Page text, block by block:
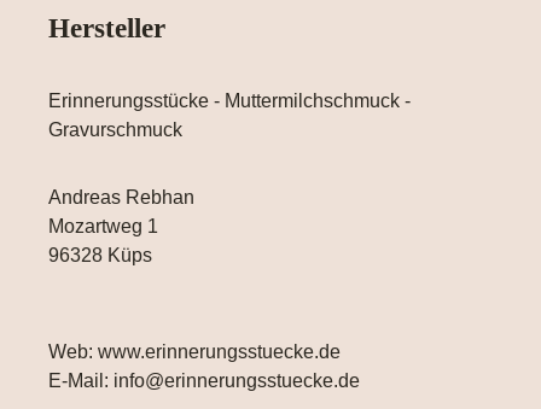
Hersteller
Erinnerungsstücke - Muttermilchschmuck -
Gravurschmuck
Andreas Rebhan
Mozartweg 1
96328 Küps
Web: www.erinnerungsstuecke.de
E-Mail: info@erinnerungsstuecke.de